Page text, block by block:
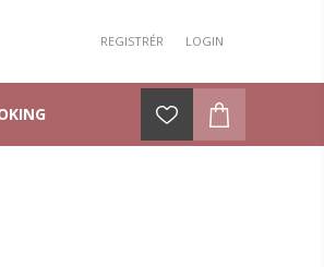
REGISTRÉR LOGIN